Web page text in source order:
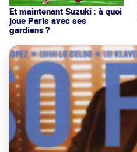
Et maintenant Suzuki : à quoi
joue Paris avec ses
gardiens ?